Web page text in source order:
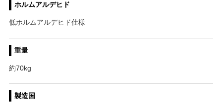
ホルムアルデヒド
低ホルムアルデヒド仕様
重量
約70kg
製造国